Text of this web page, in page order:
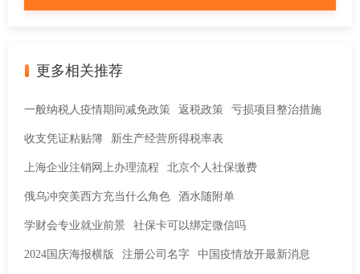
更多相关推荐
一般纳税人疫情期间减免政策 返税政策 亏损项目整治措施
收支凭证粘贴簿 新生产经营所得税率表
上海企业注销网上办理流程 北京个人社保缴费
俄乌冲突美西方充当什么角色 酒水随附单
学财会专业就业前景 社保卡可以绑定微信吗
2024国庆海报横版 注册公司名字 中国疫情放开最新消息